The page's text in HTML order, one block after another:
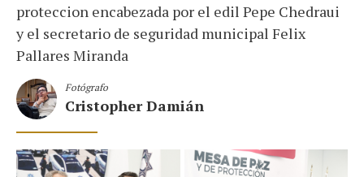
proteccion encabezada por el edil Pepe Chedraui
y el secretario de seguridad municipal Felix
Pallares Miranda
Fotógrafo
Cristopher Damián